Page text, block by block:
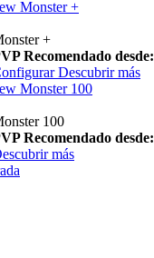
Monster +
+
Recomendado
Descubrir más
Monster 100
100
Recomendado
más